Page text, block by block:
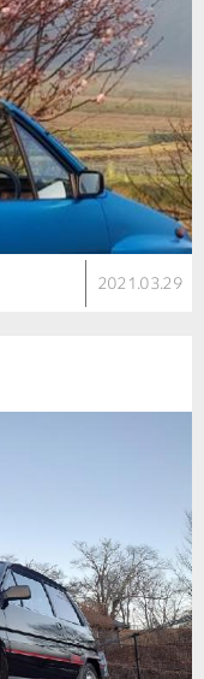
2021.03.29